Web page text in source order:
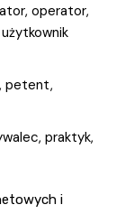
operator,
petent,
praktyk,
i